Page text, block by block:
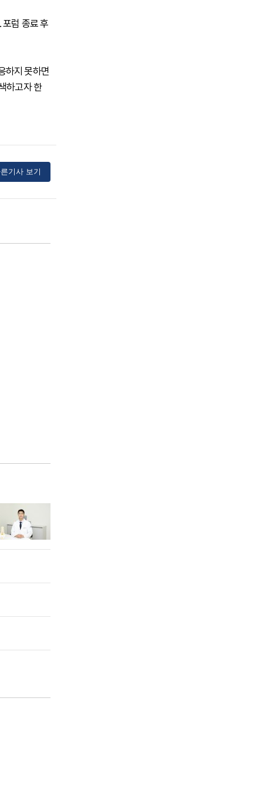
럼 종료 후
하지 못하면
하고자 한
기사 보기